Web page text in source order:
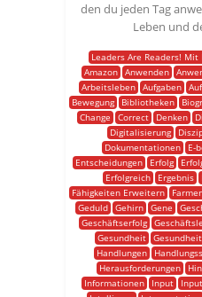
den du jeden Tag
Leben und
Leaders Are Readers! Mit
Amazon Anwenden
Arbeitsleben
Aufgaben
Bewegung
Bibliotheken
Change
Correct Denken
Digitalisierung
Dokumentationen
E-
Entscheidungen
Erfolg
Erfolgreich
Ergebnis
Fähigkeiten Erweitern
Geduld
Gehirn Gene
Geschäftserfolg
Gesundheit
Handlungen
Herausforderungen
Informationen
Input